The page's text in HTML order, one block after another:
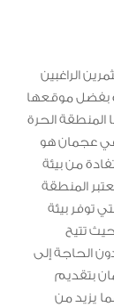
الراغبين
بفضل موقعها
المنطقة الحرة
عجمان هو
من بيئة
المنطقة
توفر بيئة
تتيح
الحاجة إلى
بتقديم
يزيد من